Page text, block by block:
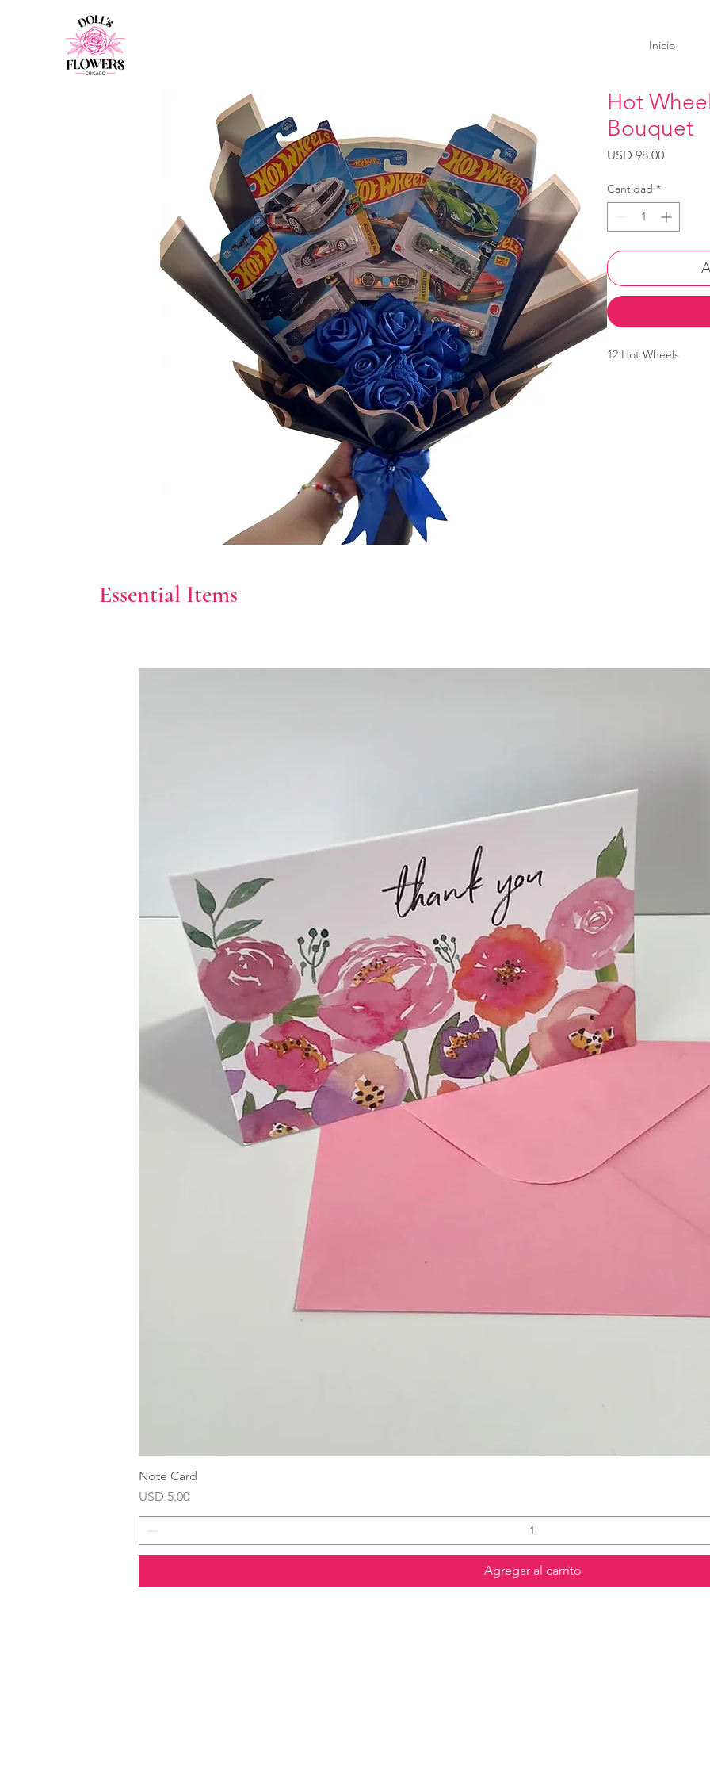
Inicio
Hot
Bouquet
USD 98.00Precio
Cantidad *
12 Hot Wheels
Essential Items
Note Card
Precio
USD 5.00
Agregar al carrito